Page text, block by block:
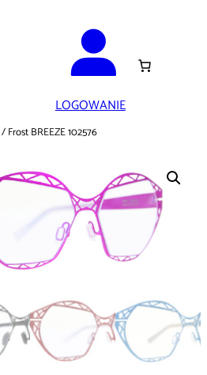
LOGOWANIE
/ Frost BREEZE 102576